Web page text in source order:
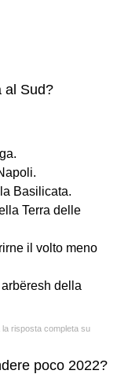
al Sud?
Basilicata.
Terra delle
il volto meno
della
la risposta completa su
poco 2022?